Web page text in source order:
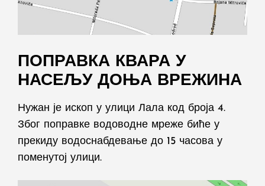
ПОПРАВКА КВАРА У
НАСЕЉУ ДОЊА ВРЕЖИНА
Нужан је ископ у улици Лала код броја 4.
Због поправке водоводне мреже биће у
прекиду водоснабдевање до 15 часова у
поменутој улици.